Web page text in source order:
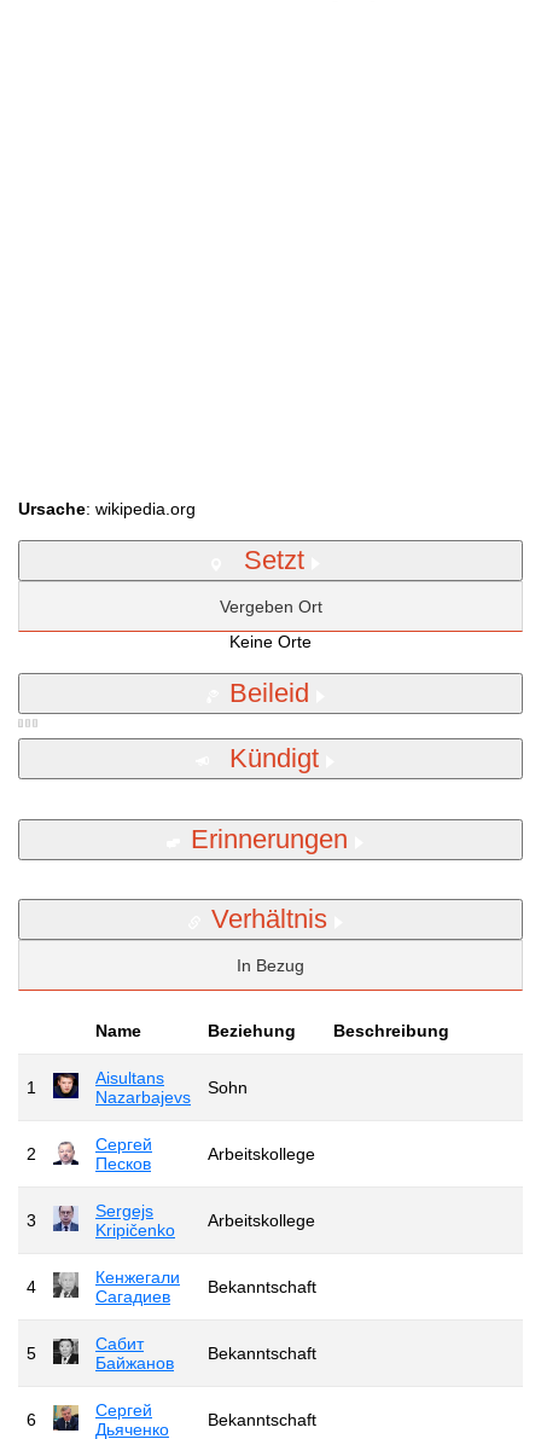
Ursache: wikipedia.org
Setzt
Vergeben Ort
Keine Orte
Beileid
Kündigt
Erinnerungen
Verhältnis
In Bezug
Name Beziehung Beschreibung
1
Aisultans
Nazarbajevs
Sohn
2
Сергей
Песков
Arbeitskollege
3
Sergejs
Kripičenko
Arbeitskollege
4
Кенжегали
Сагадиев
Bekanntschaft
5
Сабит
Байжанов
Bekanntschaft
6
Сергей
Дьяченко
Bekanntschaft